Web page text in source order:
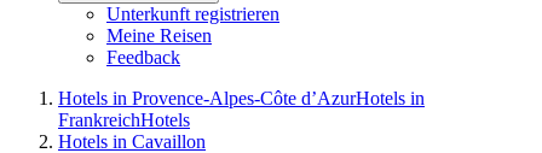
Unterkunft registrieren
Meine Reisen
Feedback
Hotels in Provence-Alpes-Côte d’AzurHotels in
FrankreichHotels
Hotels in Cavaillon